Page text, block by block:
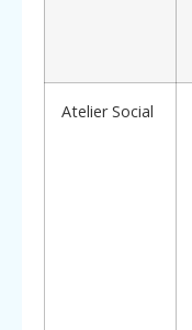
Atelier Social